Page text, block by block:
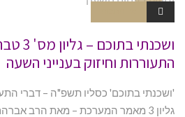
התעוררות וחיזוק בענייני השעה
'ושכנתי בתוכם' כסליו תשפ"ה – דברי
גליון 3 מאמר המערכת – מאת הרב אברהם רוט שליט"א